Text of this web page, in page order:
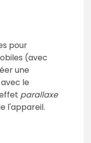
pour
(avec
une
le
parallaxe
l'appareil.